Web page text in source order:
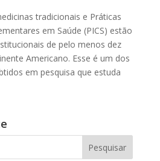
tradicionais e Práticas
em Saúde (PICS) estão
de pelo menos dez
Americano. Esse é um dos
em pesquisa que estuda